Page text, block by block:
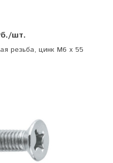
шт.
резьба, цинк М6 х 55